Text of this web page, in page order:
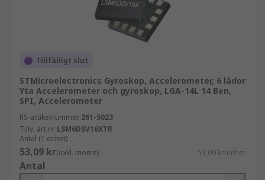
Tillfälligt slut
STMicroelectronics Gyroskop, Accelerometer, 6 lådor
Yta Accelerometer och gyroskop, LGA-14L 14 Ben,
SPI, Accelerometer
RS-artikelnummer 261-5023
Tillv. art.nr LSM6DSV16XTR
Antal (1 enhet)
53,09 kr(exkl. moms) 53,09 kr/enhet
Antal